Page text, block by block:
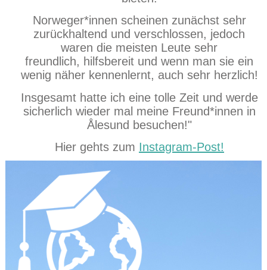
Norweger*innen scheinen zunächst sehr
zurückhaltend und verschlossen, jedoch
waren die meisten Leute sehr
freundlich, hilfsbereit und wenn man sie ein
wenig näher kennenlernt, auch sehr herzlich!
Insgesamt hatte ich eine tolle Zeit und werde
sicherlich wieder mal meine Freund*innen in
Ålesund besuchen!"
Hier gehts zum Instagram-Post!